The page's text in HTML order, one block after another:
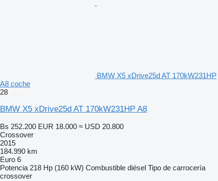
BMW X5 xDrive25d AT 170kW231HP
A8 coche
28
BMW X5 xDrive25d AT 170kW231HP A8
Bs 252.200 EUR 18.000 ≈ USD 20.800
Crossover
2015
184.990 km
Euro 6
Potencia 218 Hp (160 kW) Combustible diésel Tipo de carrocería
crossover